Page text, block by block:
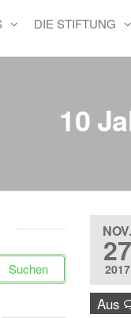
DIE STIFTUNG
10
NOV.
27
2017
Aus